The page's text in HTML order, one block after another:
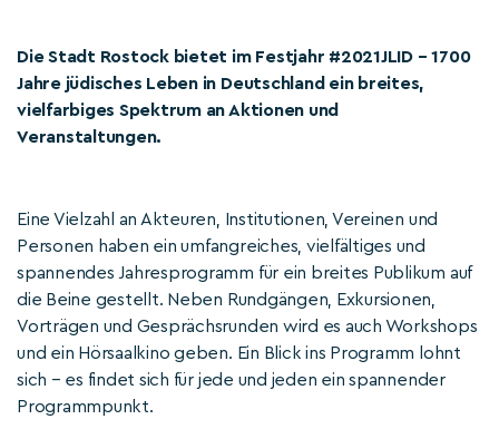
Die Stadt Rostock bietet im Festjahr #2021JLID – 1700
Jahre jüdisches Leben in Deutschland ein breites,
vielfarbiges Spektrum an Aktionen und
Veranstaltungen.
Eine Vielzahl an Akteuren, Institutionen, Vereinen und
Personen haben ein umfangreiches, vielfältiges und
spannendes Jahresprogramm für ein breites Publikum auf
die Beine gestellt. Neben Rundgängen, Exkursionen,
Vorträgen und Gesprächsrunden wird es auch Workshops
und ein Hörsaalkino geben. Ein Blick ins Programm lohnt
sich – es findet sich für jede und jeden ein spannender
Programmpunkt.